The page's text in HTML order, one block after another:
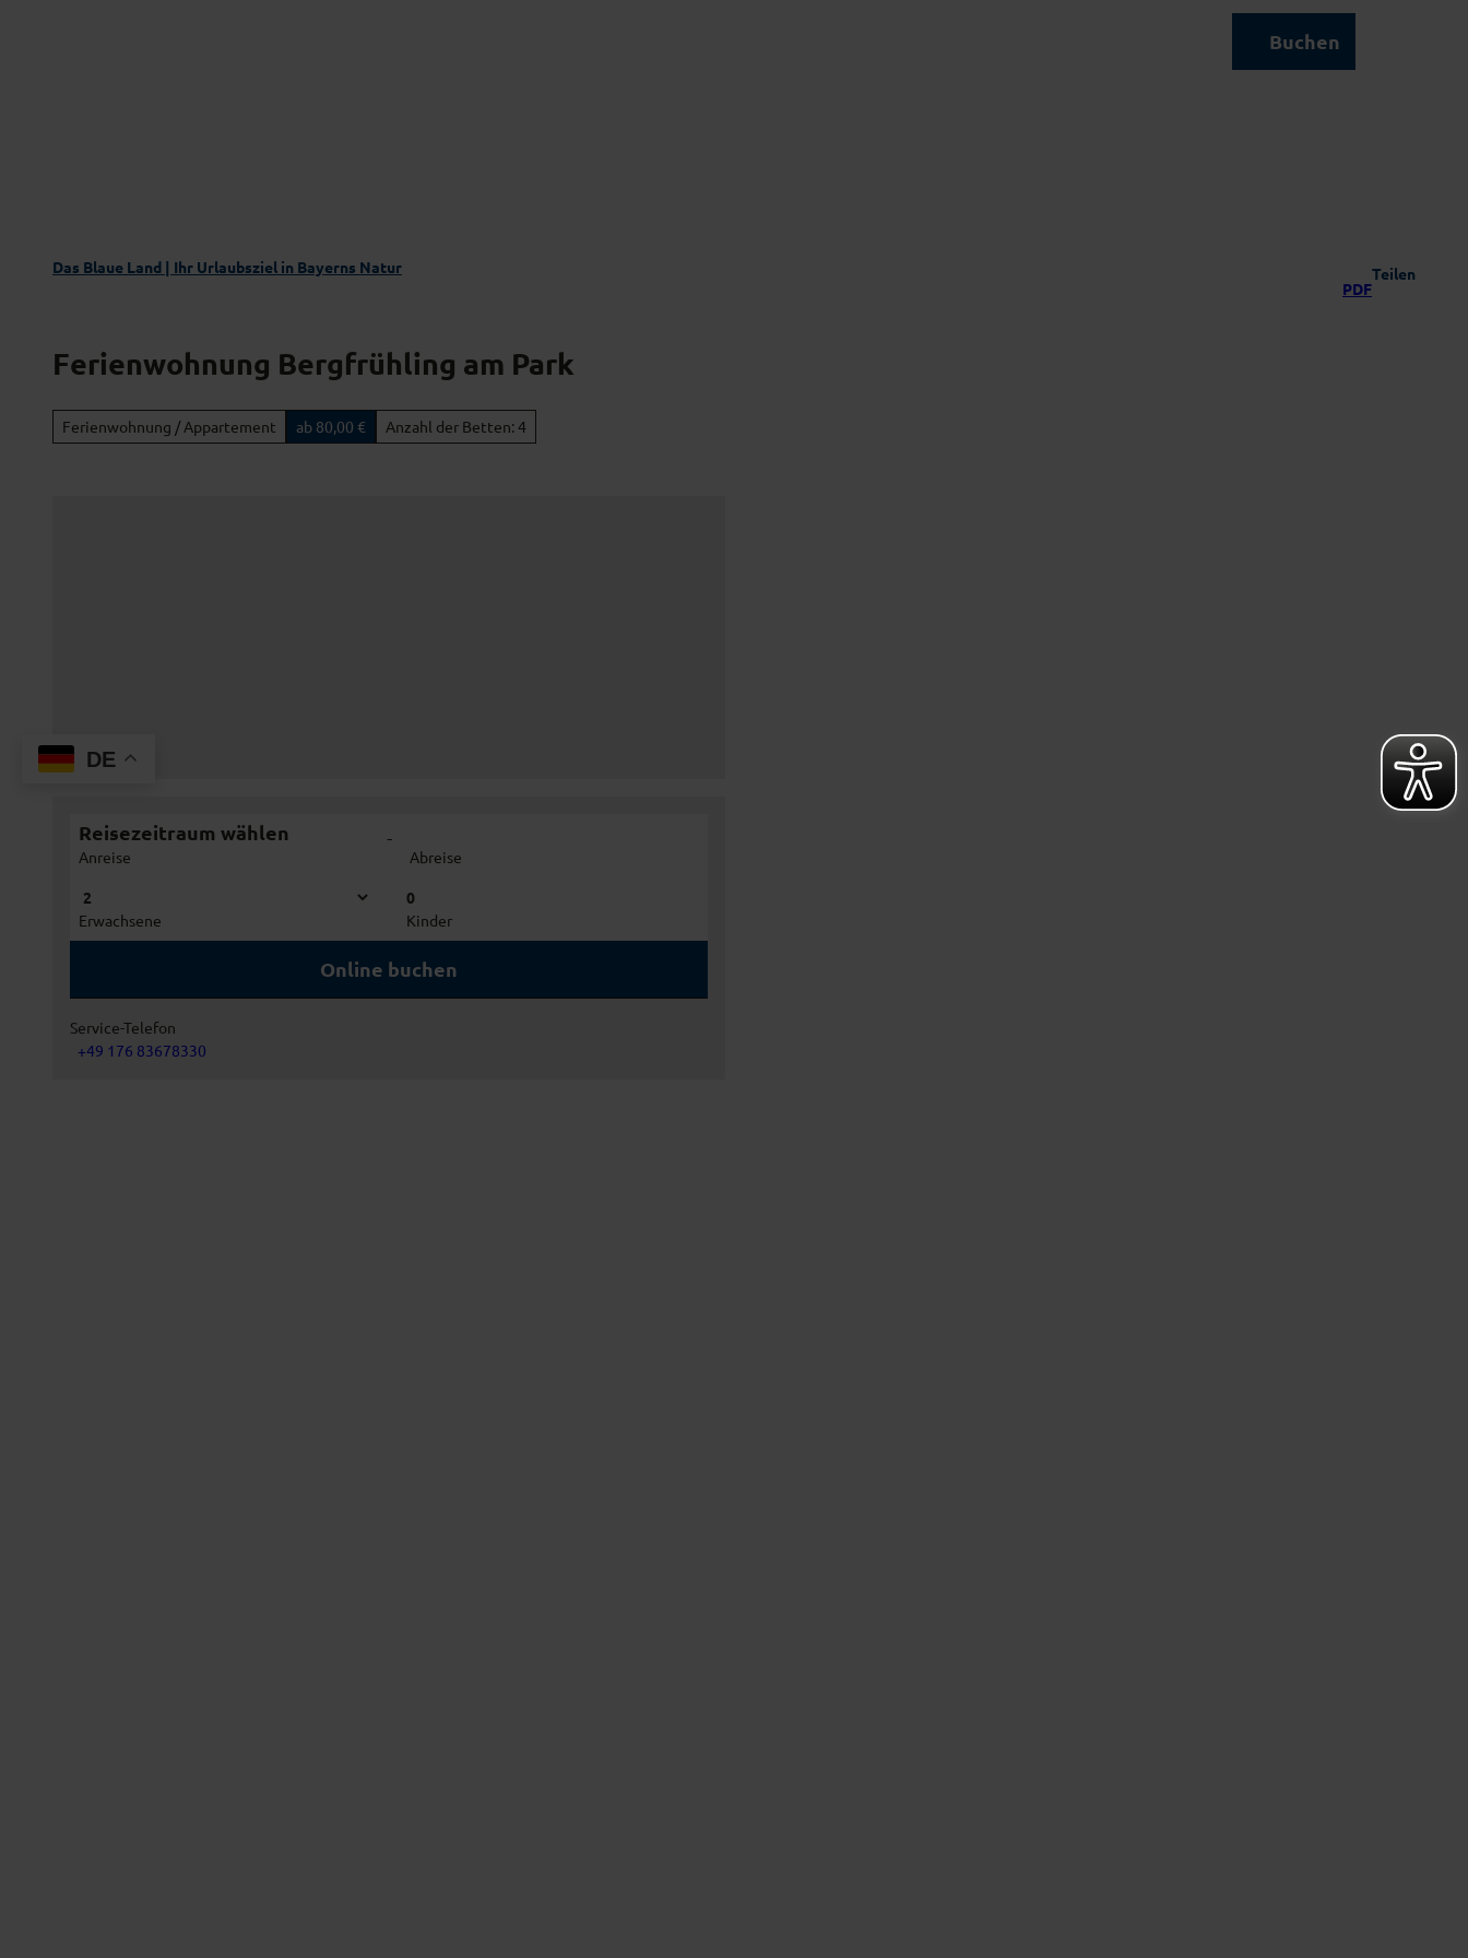
Buchen
Das Blaue Land | Ihr Urlaubsziel in Bayerns Natur
PDF
Teilen
Ferienwohnung Bergfrühling am Park
Ferienwohnung / Appartement ab 80,00 € Anzahl der Betten: 4
Reisezeitraum wählen
Anreise
-
Abreise
Erwachsene
0
Kinder
Online buchen
Service-Telefon
+49 176 83678330
DE